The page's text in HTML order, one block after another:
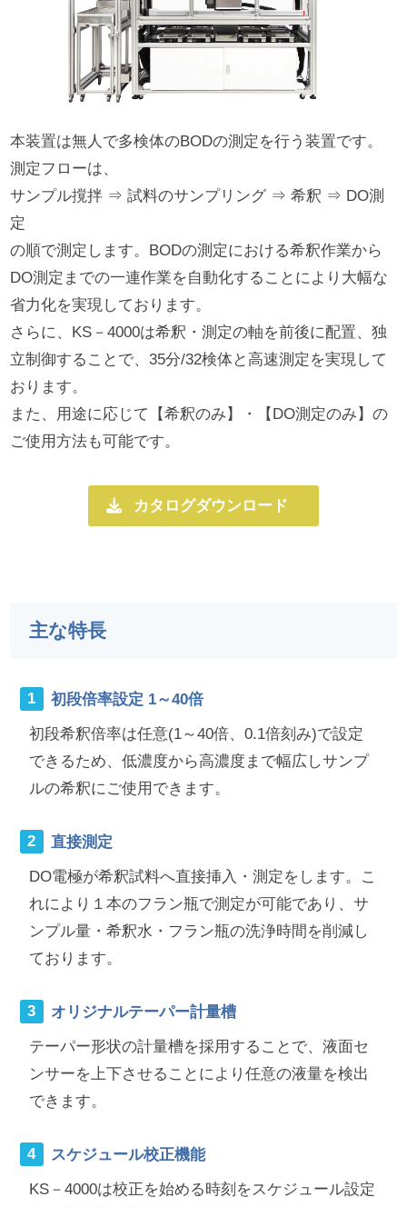
本装置は無人で多検体のBODの測定を行う装置です。
測定フローは、
サンプル撹拌 ⇒ 試料のサンプリング ⇒ 希釈 ⇒ DO測
定
の順で測定します。BODの測定における希釈作業から
DO測定までの一連作業を自動化することにより大幅な
省力化を実現しております。
さらに、KS－4000は希釈・測定の軸を前後に配置、独
立制御することで、35分/32検体と高速測定を実現して
おります。
また、用途に応じて【希釈のみ】・【DO測定のみ】の
ご使用方法も可能です。
カタログダウンロード
主な特長
初段倍率設定 1～40倍
初段希釈倍率は任意(1～40倍、0.1倍刻み)で設定
できるため、低濃度から高濃度まで幅広しサンプ
ルの希釈にご使用できます。
直接測定
DO電極が希釈試料へ直接挿入・測定をします。こ
れにより１本のフラン瓶で測定が可能であり、サ
ンプル量・希釈水・フラン瓶の洗浄時間を削減し
ております。
オリジナルテーパー計量槽
テーパー形状の計量槽を採用することで、液面セ
ンサーを上下させることにより任意の液量を検出
できます。
スケジュール校正機能
KS－4000は校正を始める時刻をスケジュール設定